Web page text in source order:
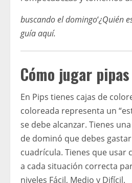
buscando el domingo‘¿Quién
guía aquí.
Cómo jugar pipas
En Pips tienes cajas de
coloreada representa un
se debe alcanzar. Tienes
de dominó que debes
cuadrícula. Tienes que usar
a cada situación correcta
niveles Fácil, Medio y Difícil.